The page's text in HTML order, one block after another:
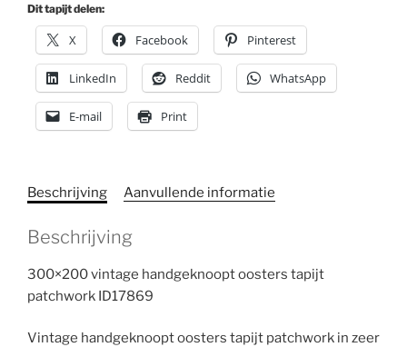
Dit tapijt delen:
X Facebook Pinterest
LinkedIn Reddit WhatsApp
E-mail Print
Beschrijving Aanvullende informatie
Beschrijving
300×200 vintage handgeknoopt oosters tapijt
patchwork ID17869
Vintage handgeknoopt oosters tapijt patchwork in zeer